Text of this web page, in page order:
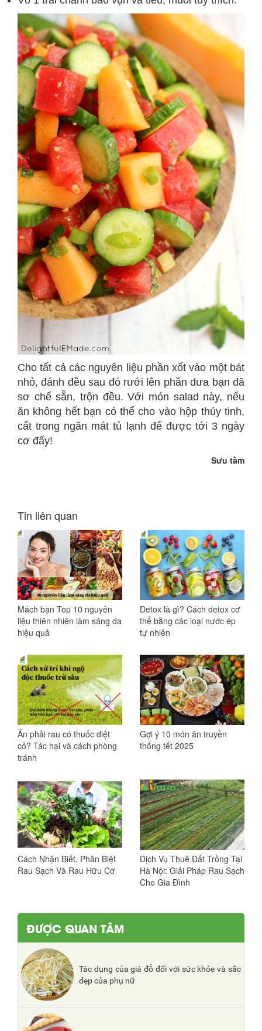
Cho tất cả các nguyên liệu phần xốt vào một bát
nhỏ, đánh đều sau đó rưới lên phần dưa bạn đã
sơ chế sẵn, trộn đều. Với món salad này, nếu
ăn không hết bạn có thể cho vào hộp thủy tinh,
cất trong ngăn mát tủ lạnh để được tới 3 ngày
cơ đấy!
Sưu tầm
Tin liên quan
Mách bạn Top 10 nguyên
liệu thiên nhiên làm sáng da
hiệu quả
Detox là gì? Cách detox cơ
thể bằng các loại nước ép
tự nhiên
Ăn phải rau có thuốc diệt
cỏ? Tác hại và cách phòng
tránh
Gợi ý 10 món ăn truyền
thống tết 2025
Cách Nhận Biết, Phân Biệt
Rau Sạch Và Rau Hữu Cơ
Dịch Vụ Thuê Đất Trồng Tại
Hà Nội: Giải Pháp Rau Sạch
Cho Gia Đình
ĐƯỢC QUAN TÂM
Tác dụng của giá đỗ đối với sức khỏe và sắc
đẹp của phụ nữ